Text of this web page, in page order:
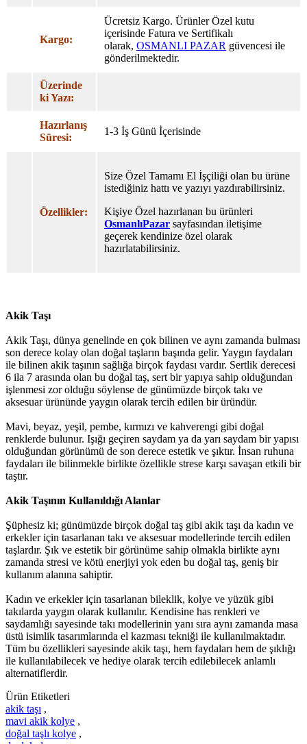
Kargo:
Ücretsiz Kargo. Ürünler Özel kutu
içerisinde Fatura ve Sertifikalı
olarak, OSMANLI PAZAR güvencesi ile
gönderilmektedir.
Üzerinde
ki Yazı:
Hazırlanış
Süresi:
1-3 İş Günü İçerisinde
Özellikler:
Size Özel Tamamı El İşçiliği olan bu ürüne
istediğiniz hattı ve yazıyı yazdırabilirsiniz.
Kişiye Özel hazırlanan bu ürünleri
OsmanlıPazar sayfasından iletişime
geçerek kendinize özel olarak
hazırlatabilirsiniz.
Akik Taşı
Akik Taşı, dünya genelinde en çok bilinen ve aynı zamanda bulması
son derece kolay olan doğal taşların başında gelir. Yaygın faydaları
ile bilinen akik taşının sağlığa birçok faydası vardır. Sertlik derecesi
6 ila 7 arasında olan bu doğal taş, sert bir yapıya sahip olduğundan
işlenmesi zor olduğu söylense de günümüzde birçok takı ve
aksesuar ürününde yaygın olarak tercih edilen bir üründür.
Mavi, beyaz, yeşil, pembe, kırmızı ve kahverengi gibi doğal
renklerde bulunur. Işığı geçiren saydam ya da yarı saydam bir yapısı
olduğundan görünümü de son derece estetik ve şıktır. İnsan ruhuna
faydaları ile bilinmekle birlikte özellikle strese karşı savaşan etkili bir
taştır.
Akik Taşının Kullanıldığı Alanlar
Şüphesiz ki; günümüzde birçok doğal taş gibi akik taşı da kadın ve
erkekler için tasarlanan takı ve aksesuar modellerinde tercih edilen
taşlardır. Şık ve estetik bir görünüme sahip olmakla birlikte aynı
zamanda stresi ve kötü enerjiyi yok eden bu doğal taş, geniş bir
kullanım alanına sahiptir.
Kadın ve erkekler için tasarlanan bileklik, kolye ve yüzük gibi
takılarda yaygın olarak kullanılır. Kendisine has renkleri ve
saydamlığı sayesinde takı modellerinin yanı sıra aynı zamanda masa
üstü isimlik tasarımlarında el kazması tekniği ile kullanılmaktadır.
Tüm bu özellikleri sayesinde akik taşı, hem faydaları hem de şıklığı
ile kullanılabilecek ve hediye olarak tercih edilebilecek anlamlı
alternatiflerdir.
Ürün Etiketleri
akik taşı ,
mavi akik kolye ,
doğal taşlı kolye ,